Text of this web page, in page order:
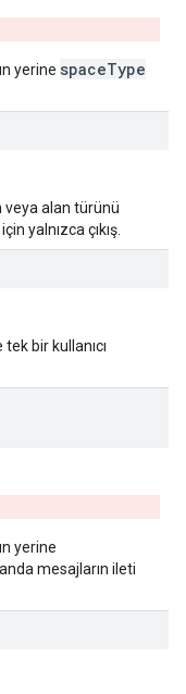
yerine spaceType
veya alan türünü
yalnızca çıkış.
bir kullanıcı
yerine
mesajların ileti